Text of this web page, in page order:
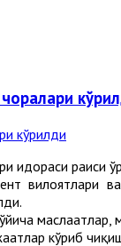
идораси
вилоятлари
маслаҳатлар,
кўриб